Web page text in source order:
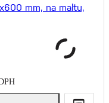
mm, na maltu,